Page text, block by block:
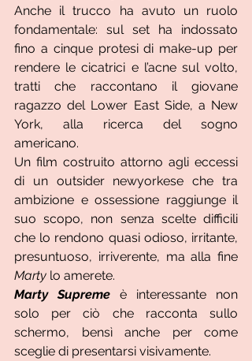
Anche il trucco ha avuto un ruolo
fondamentale: sul set ha indossato
fino a cinque protesi di make-up per
rendere le cicatrici e l’acne sul volto,
tratti che raccontano il giovane
ragazzo del Lower East Side, a New
York, alla ricerca del sogno
americano.
Un film costruito attorno agli eccessi
di un outsider newyorkese che tra
ambizione e ossessione raggiunge il
suo scopo, non senza scelte difficili
che lo rendono quasi odioso, irritante,
Marty lo amerete.
Marty Supreme
è interessante non
solo per ciò che racconta sullo
schermo, bensì anche per come
sceglie di presentarsi visivamente.